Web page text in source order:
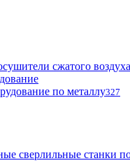
сжатого воздуха
по металлу327
сверлильные станки